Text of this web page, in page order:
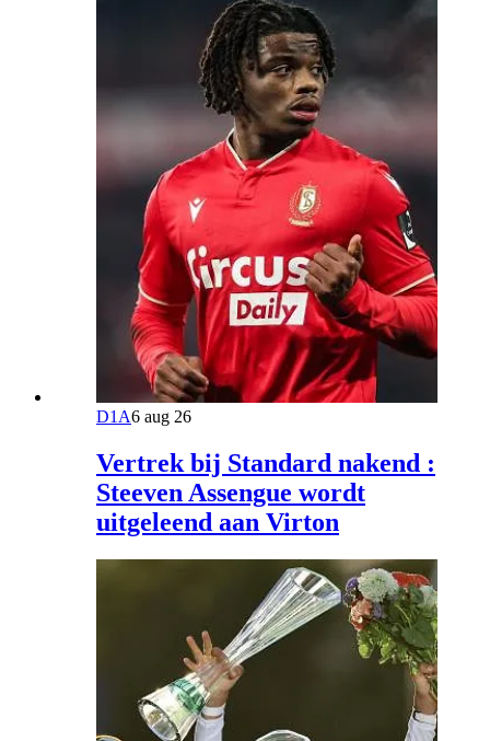
D1A6 aug 26
Vertrek bij Standard nakend :
Steeven Assengue wordt
uitgeleend aan Virton